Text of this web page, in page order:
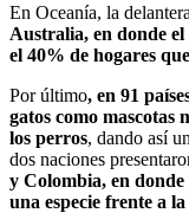
En Oceanía, la
Australia, en donde
el 40% de hogares
Por último, en 91
gatos como
los perros, dando así
dos naciones
y Colombia, en
una especie frente a